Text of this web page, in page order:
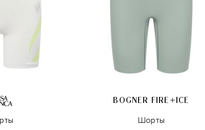
BOGNER FIRE+ICE
Шорты